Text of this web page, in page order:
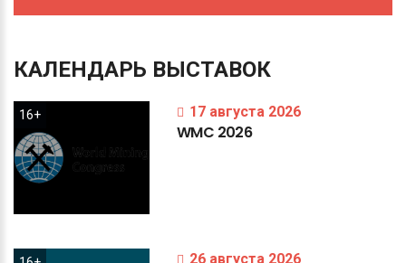
КАЛЕНДАРЬ ВЫСТАВОК
16+ 17 августа 2026
WMC 2026
26 августа 2026